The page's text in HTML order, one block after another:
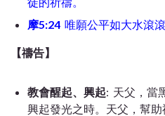
摩5:24 唯願公平如大水滾
【禱告】
教會醒起、興起: 天父，當
興起發光之時。天父，幫